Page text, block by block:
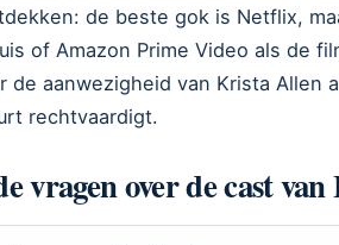
de beste gok is Netflix,
of Amazon Prime Video als de
de aanwezigheid van Krista Allen
rechtvaardigt.
vragen over de cast